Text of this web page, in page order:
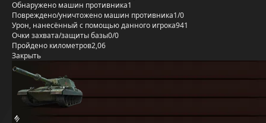
Обнаружено машин противника1
Повреждено/уничтожено машин противника1/0
Урон, нанесённый с помощью данного игрока941
Очки захвата/защиты базы0/0
Пройдено километров2,06
Закрыть